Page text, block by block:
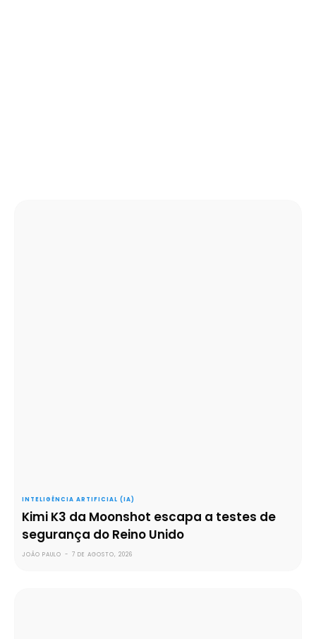
INTELIGÊNCIA ARTIFICIAL (IA)
Kimi K3 da Moonshot escapa a testes de
segurança do Reino Unido
JOÃO PAULO - 7 DE AGOSTO, 2026